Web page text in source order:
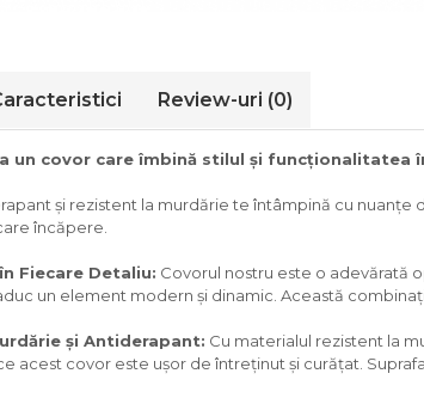
Review-uri (0)
un covor care îmbină stilul și funcționalitatea
și rezistent la murdărie te întâmpină cu
încăpere.
Fiecare Detaliu: Covorul nostru este o adevărată
un element modern și dinamic. Această
și Antiderapant: Cu materialul rezistent la
acest covor este ușor de întreținut și curățat.